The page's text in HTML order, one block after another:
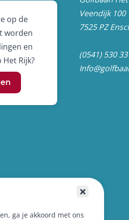
op de
worden
en
Rijk?
Veendijk 100
7525 PZ
(0541) 530
ga je akkoord met ons